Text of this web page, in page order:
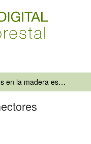
Las uniones en la madera estructural. Conectores